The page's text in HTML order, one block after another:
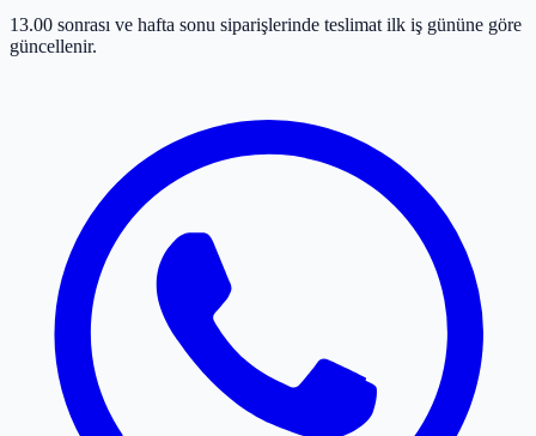
13.00 sonrası ve hafta sonu siparişlerinde teslimat ilk iş gününe göre
güncellenir.